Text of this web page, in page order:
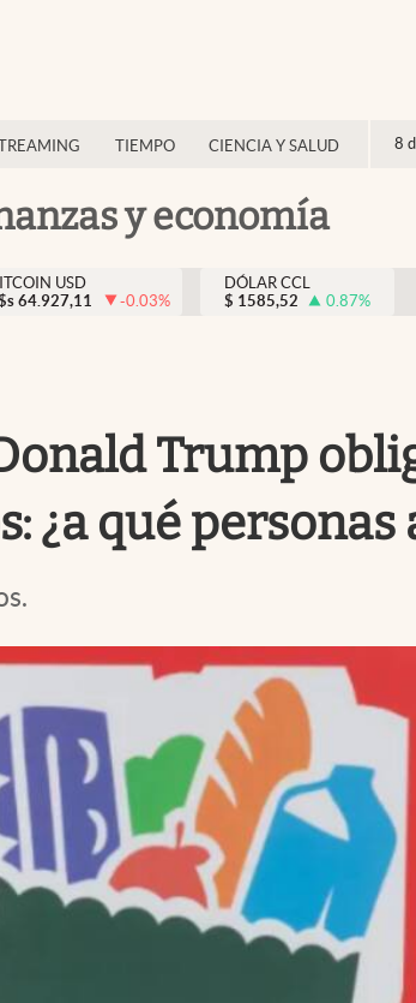
TIEMPO CIENCIA Y SALUD 8
y economía
USD
64.927,11 -0.03%
DÓLAR CCL
$ 1585,52 0.87%
Trump
¿a qué personas